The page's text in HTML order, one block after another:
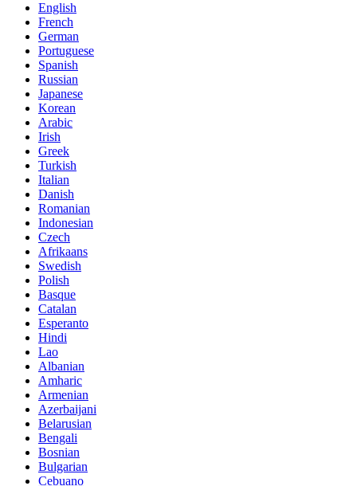
English
French
German
Portuguese
Spanish
Russian
Japanese
Korean
Arabic
Irish
Greek
Turkish
Italian
Danish
Romanian
Indonesian
Czech
Afrikaans
Swedish
Polish
Basque
Catalan
Esperanto
Hindi
Lao
Albanian
Amharic
Armenian
Azerbaijani
Belarusian
Bengali
Bosnian
Bulgarian
Cebuano